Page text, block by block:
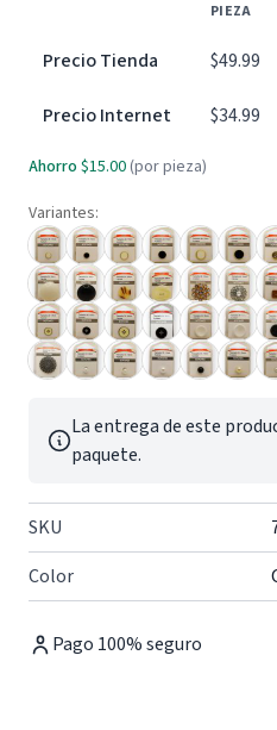
PIEZA
Precio Tienda $49.99
Precio Internet $34.99
Ahorro $15.00 (por pieza)
Variantes:
La entrega de este
paquete.
SKU
Color
Pago 100% seguro